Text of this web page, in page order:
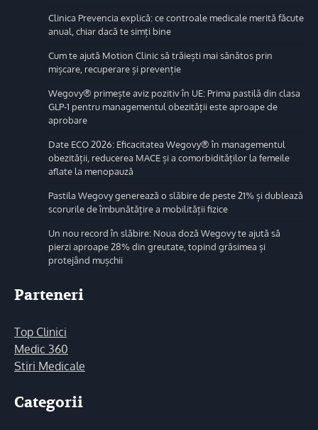
Clinica Prevencia explică: ce controale medicale merită făcute
anual, chiar dacă te simți bine
Cum te ajută Motion Clinic să trăiești mai sănătos prin
mișcare, recuperare și prevenție
Wegovy® primește aviz pozitiv în UE: Prima pastilă din clasa
GLP-1 pentru managementul obezității este aproape de
aprobare
Date ECO 2026: Eficacitatea Wegovy® în managementul
obezității, reducerea MACE și a comorbidităților la femeile
aflate la menopauză
Pastila Wegovy generează o slăbire de peste 21% și dublează
scorurile de îmbunătățire a mobilității fizice
Un nou record în slăbire: Noua doză Wegovy te ajută să
pierzi aproape 28% din greutate, topind grăsimea și
protejând mușchii
Parteneri
Top Clinici
Medic 360
Stiri Medicale
Categorii